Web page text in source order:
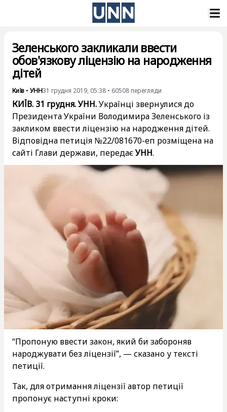
Зеленського закликали ввести
обов'язкову ліцензію на народження
дітей
Київ • УНН31 грудня 2019, 05:38 • 60508 перегляди
КИЇВ. 31 грудня. УНН.Українці звернулися до
Президента України Володимира Зеленського із
закликом ввести ліцензію на народження дітей.
Відповідна петиція №22/081670-еп розміщена на
сайті Глави держави, передаєУНН.
“Пропоную ввести закон, який би забороняв
народжувати без ліцензії”, — сказано у тексті
петиції.
Так, для отримання ліцензії автор петиції
пропонує наступні кроки: